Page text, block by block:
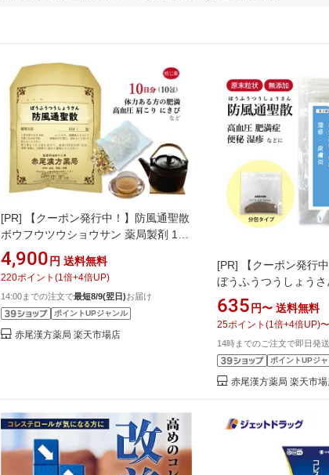
[PR]
【クーポン発行中！】防風通聖散
ボウフウツウショウサン 薬局製剤 10
日分 10包漢方薬 煎じ薬 漢方便秘 過食
運動不足の肥満 高血圧 糖尿病 便秘 肩
こり メタボ むくみ のぼせ 蓄膿症 皮膚
炎 吹き出物 肥満症 動悸 副鼻腔炎 ぼう
ふうつうしょうさん
4,900円 送料無料
220ポイント (1 倍+4倍UP)
14:00までの注文で最短8/9(翌日)お届け
ポイントUPジャンル
赤尾漢方薬局 楽天市場店
[PR]
【クーポン発行
ぼうふうつうしょうさ
長倉製薬 顆粒 選べる
漢方 防風通 漢方薬 肥
むくみ 皮下脂肪 お腹
膿症 副鼻腔炎 湿疹 吹
キビ 防風つうしょう
品】
635 円〜 送料無料
25ポイント (1倍+4倍UP)〜
14時までのご注文で即日発
ポイントUPジ
赤尾漢方薬局 楽天市